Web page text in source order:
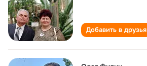
Добавить в друзья